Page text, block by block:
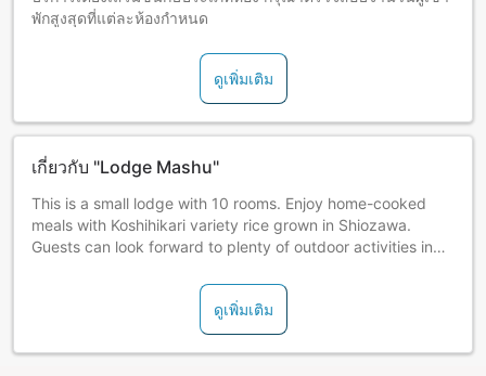
พักสูงสุดที่แต่ละห้องกำหนด
ดูเพิ่มเติม
เกี่ยวกับ "Lodge Mashu"
This is a small lodge with 10 rooms. Enjoy home-cooked
meals with Koshihikari variety rice grown in Shiozawa.
Guests can look forward to plenty of outdoor activities in
Maruyama ski resort in just 2 minutes on foot. Feel free to
use the lodge for sudden business trips or an overnight
ดูเพิ่มเติม